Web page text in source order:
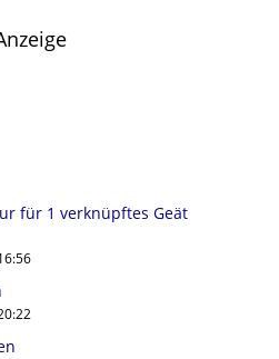
für 1 verknüpftes Geät